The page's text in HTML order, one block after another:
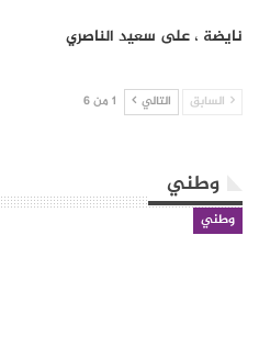
نايضة ، على سعيد الناصري
السابق التالي 1 من 6
وطني
وطني